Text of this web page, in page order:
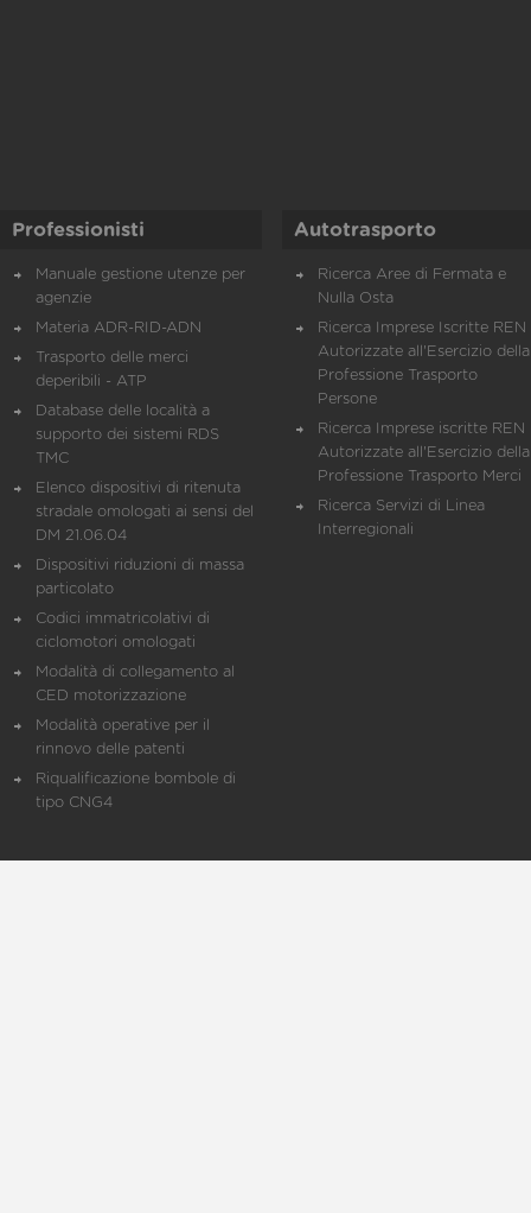
Professionisti
Manuale gestione utenze per
agenzie
Materia ADR-RID-ADN
Trasporto delle merci
deperibili - ATP
Database delle località a
supporto dei sistemi RDS
TMC
Elenco dispositivi di ritenuta
stradale omologati ai sensi del
DM 21.06.04
Dispositivi riduzioni di massa
particolato
Codici immatricolativi di
ciclomotori omologati
Modalità di collegamento al
CED motorizzazione
Modalità operative per il
rinnovo delle patenti
Riqualificazione bombole di
tipo CNG4
Autotrasporto
Ricerca Aree di Fermata e
Nulla Osta
Ricerca Imprese Iscritte REN
Autorizzate all'Esercizio della
Professione Trasporto
Persone
Ricerca Imprese iscritte REN
Autorizzate all'Esercizio della
Professione Trasporto Merci
Ricerca Servizi di Linea
Interregionali